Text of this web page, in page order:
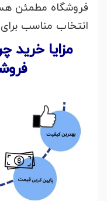
فروشگاه مطمئن
انتخاب مناسب